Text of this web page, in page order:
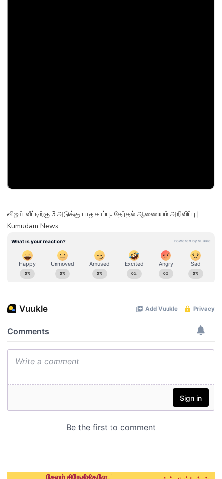
விஜய் வீட்டிற்கு 3 அடுக்கு பாதுகாப்பு.. தேர்தல் ஆணையம் அறிவிப்பு |
Kumudam News